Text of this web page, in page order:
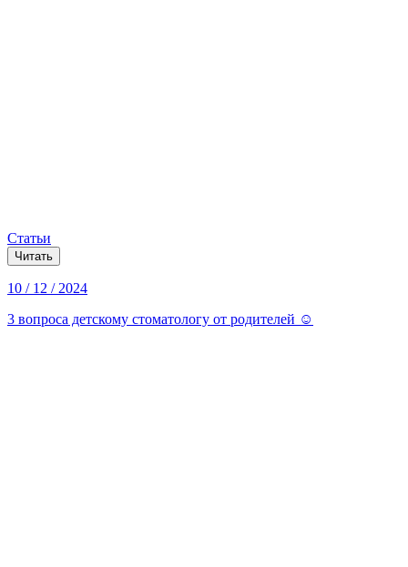
Статьи
Читать
10 / 12 / 2024
3 вопроса детскому стоматологу от родителей ☺️